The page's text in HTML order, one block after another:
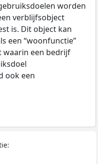
worden
verblijfsobject
is. Dit object kan
een “woonfunctie”
waarin een bedrijf
ook een